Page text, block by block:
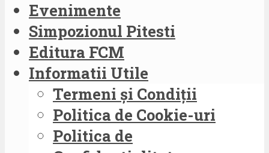
Evenimente
Simpozionul Pitesti
Editura FCM
Informatii Utile
Termeni și Condiții
Politica de Cookie-uri
Politica de